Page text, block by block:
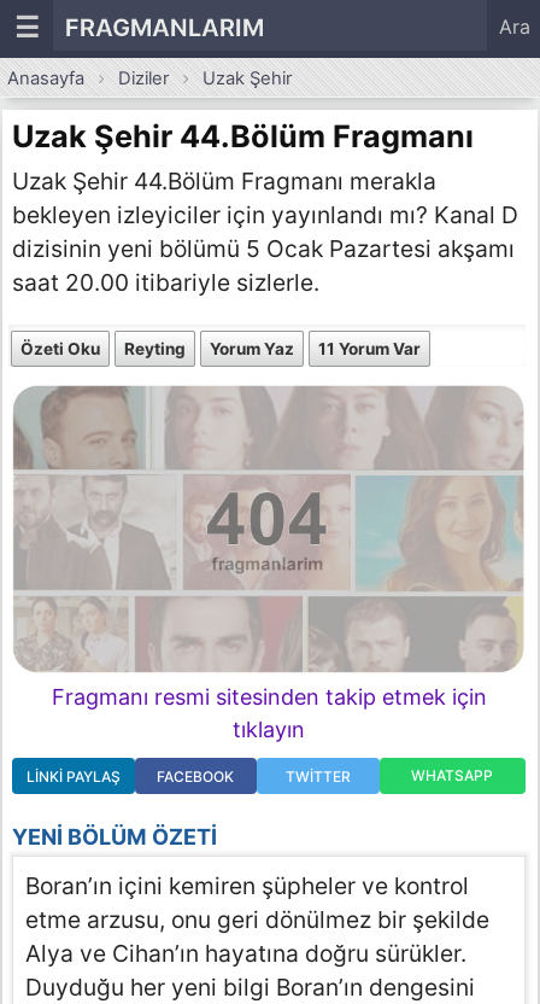
☰ FRAGMANLARIM Ara
Anasayfa Diziler Uzak Şehir
Uzak Şehir 44.Bölüm Fragmanı
Uzak Şehir 44.Bölüm Fragmanı merakla
bekleyen izleyiciler için yayınlandı mı? Kanal D
dizisinin yeni bölümü 5 Ocak Pazartesi akşamı
saat 20.00 itibariyle sizlerle.
Özeti Oku Reyting Yorum Yaz 11 Yorum Var
Fragmanı resmi sitesinden takip etmek için
tıklayın
LINKI PAYLAŞ FACEBOOK TWITTER WHATSAPP
YENI BÖLÜM ÖZETI
Boran’ın içini kemiren şüpheler ve kontrol
etme arzusu, onu geri dönülmez bir şekilde
Alya ve Cihan’ın hayatına doğru sürükler.
Duyduğu her yeni bilgi Boran’ın dengesini